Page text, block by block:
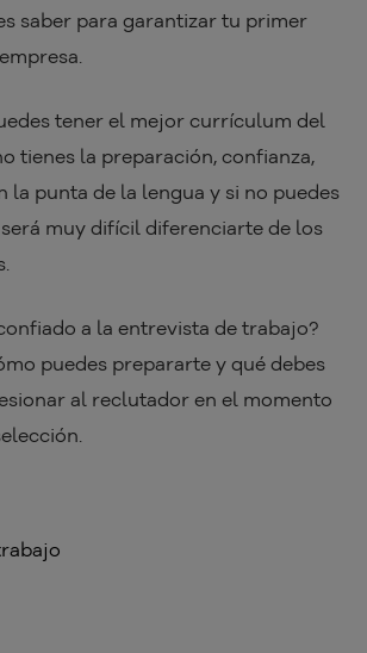
saber para garantizar tu primer
tener el mejor currículum del
tienes la preparación, confianza,
la punta de la lengua y si no puedes
muy difícil diferenciarte de los
a la entrevista de trabajo?
puedes prepararte y qué debes
al reclutador en el momento